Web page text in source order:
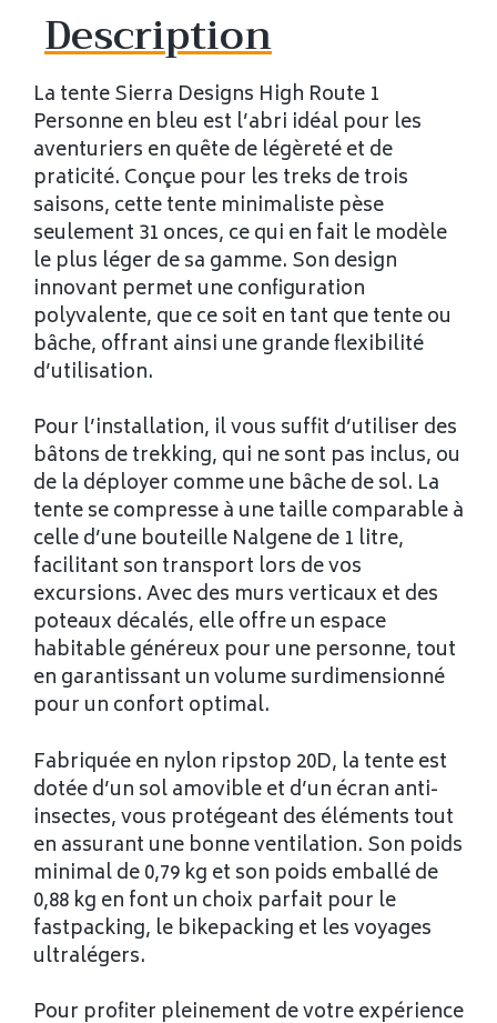
Description
La tente Sierra Designs High Route 1
Personne en bleu est l’abri idéal pour les
aventuriers en quête de légèreté et de
praticité. Conçue pour les treks de trois
saisons, cette tente minimaliste pèse
seulement 31 onces, ce qui en fait le modèle
le plus léger de sa gamme. Son design
innovant permet une configuration
polyvalente, que ce soit en tant que tente ou
bâche, offrant ainsi une grande flexibilité
d’utilisation.
Pour l’installation, il vous suffit d’utiliser des
bâtons de trekking, qui ne sont pas inclus, ou
de la déployer comme une bâche de sol. La
tente se compresse à une taille comparable à
celle d’une bouteille Nalgene de 1 litre,
facilitant son transport lors de vos
excursions. Avec des murs verticaux et des
poteaux décalés, elle offre un espace
habitable généreux pour une personne, tout
en garantissant un volume surdimensionné
pour un confort optimal.
Fabriquée en nylon ripstop 20D, la tente est
dotée d’un sol amovible et d’un écran anti-
insectes, vous protégeant des éléments tout
en assurant une bonne ventilation. Son poids
minimal de 0,79 kg et son poids emballé de
0,88 kg en font un choix parfait pour le
fastpacking, le bikepacking et les voyages
ultralégers.
Pour profiter pleinement de votre expérience